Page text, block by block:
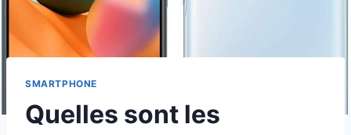
SMARTPHONE
Quelles sont les